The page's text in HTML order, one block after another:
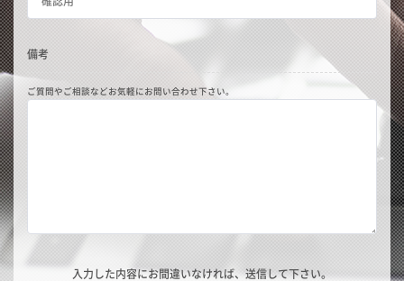
備考
ご質問やご相談などお気軽に お問い合わせ下さい。
入力した内容にお間違いなければ、送信して下さい。